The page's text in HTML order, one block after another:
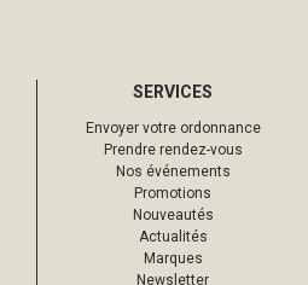
SERVICES
Envoyer votre ordonnance
Prendre rendez-vous
Nos événements
Promotions
Nouveautés
Actualités
Marques
Newsletter